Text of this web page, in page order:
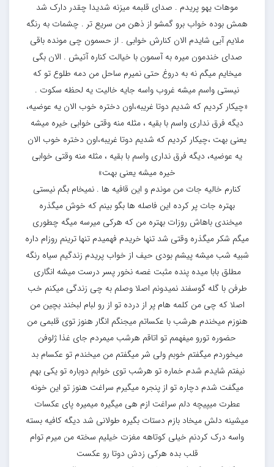
موهات یهو پریدم . صدای قلبمه میزنه شدیدا چقدر دارک شد
همش بوده خواب برو گمشو از ذهن من سریع تر . چشمات به رنگه
ملایم آبی شایدم الان کنارش خوابی . از حسمون چی مونده باقی
صدای خندمون میره به آسمون با خیالت کناره آتیش . الان بگی
میخایم میگم نه به دروغ حتی نمیرم ساحل من دمه طلوع تو که
نیستی واسم میشه غروب واسه جایه خالیت یه لحظه سکوت .
«چیکار کردیم که شدیم دوتا غریبه،اون دختره خوب الان یه عوضیه،
دیگه فرق نداری واسم با بقیه ، مثله منه وقتی خوابی خیره میشه
یعنی بهت ،چیکار کردیم که شدیم دوتا غریبه،اون دختره خوب الان
یه عوضیه، دیگه فرق نداری واسم با بقیه ، مثله منه وقتی خوابی
خیره میشه یعنی بهت»
کنارم خالیه جات من موندم و این قافیه ها . نمیخام بگم نیستی
بهتره جات پر کرده این فاصله ها بگو بینم که خوش میگذره
میخندی باهاش روزات بهتره من که هرکی میرسه میگه چطوری
میگم شکر میگذره وقتی شد تنها خریدم فهمیدم تنها ترینم روزام داره
شبیه شب میشه پیشم بودی حیف از خواب پریدم زندگیم سیاه رنگه
مطلق بابا میده پنده مثبت غصه نخور پسر درست میشه انگاری
طرفن با گله گوسفند نمیدونم اصلا وصلم به چی زندگی میکنم خب
اصلا که چی من کلمه هام پر از درده تو از رو لبام لبخند بچین من
هنوزم میخندم هرشب با عکساتم میجنگم انگار هنوز توی قلبمی من
حضوره تورو میفهمم تو اتاقم هرشب میمردم جای غذا ژلوفن
میخوردم میگفتم خوبم ولی شر میگفتم من میخندم تو عکسام بد
نیفتم شایدم شدم خماره تو هرشب توی خوابم دوباره تو یکی بهم
میگفت شدم دچاره تو از پنجره میگیرم سراغت هنوز تو این خونه
عطرت میپیچه دلم سراغت ازم هی میگیره میمیره پای عکسات
میشینه دلش میخاد بازم دستات بگیره طولانی شد دیگه کافیه بسته
واسه درک کردنم خیلی کوتاهه مغزت خیلیم سخته من میرم توام
قلب بده هرکی زدش دوتا رو عکست